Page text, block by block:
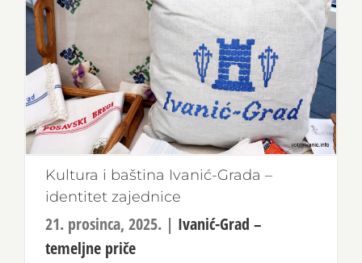
Kultura i baština Ivanić-Grada –
identitet zajednice
21. prosinca, 2025. | Ivanić-Grad –
temeljne priče